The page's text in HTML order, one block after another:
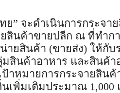
ย” จะดำเนินการกระจ
สินค้าขายปลีก ณ ที่ทำก
ายสินค้า (ขายส่ง) ให้กับ
สินค้าอาหาร และสินค้
ป้าหมายการกระจายสิน
เพิ่มเติมประมาณ 1,000